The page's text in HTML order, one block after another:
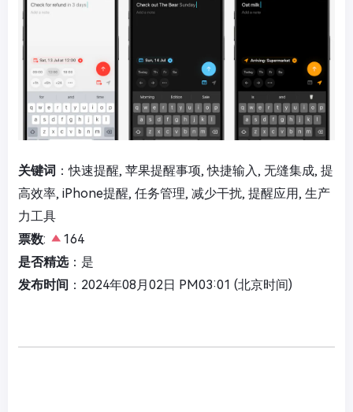
关键词 ：快速提醒, 苹果提醒事项, 快捷输入, 无缝集成, 提
高效率, iPhone提醒, 任务管理, 减少干扰, 提醒应用, 生产
力工具
票数:
164
是否精选：是
发布时间 ：2024年08月02日 PM03:01 (北京时间)